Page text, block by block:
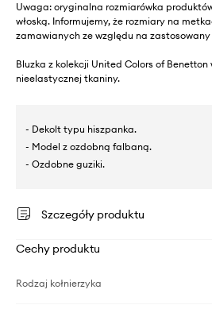
Uwaga: oryginalna rozmiarówka
włoską. Informujemy, że rozmiary na
zamawianych ze względu na
Bluzka z kolekcji United Colors of
nieelastycznej tkaniny.
- Dekolt typu hiszpanka.
- Model z ozdobną falbaną.
- Ozdobne guziki.
Szczegóły produktu
Cechy produktu
Rodzaj kołnierzyka